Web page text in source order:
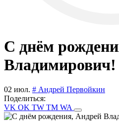
С днём
Владимирович!
02 июл. # Андрей Первойкин
Поделиться:
VK OK TW TM WA